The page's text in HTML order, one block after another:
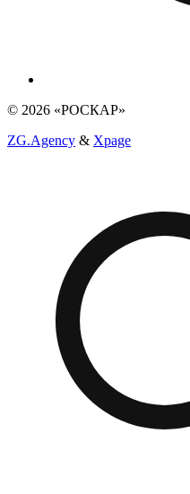
© 2026 «РОСКАР»
ZG.Agency & Xpage